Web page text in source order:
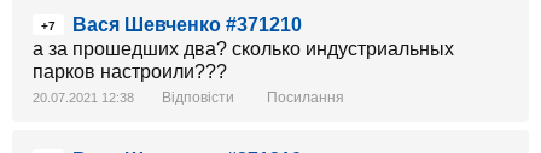
+7
Вася Шевченко #371210
а за прошедших два? сколько индустриальных
парков настроили???
20.07.2021 12:38 Відповісти Посилання